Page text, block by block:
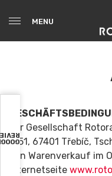
MENU
der Gesellschaft
1351, 67401 Třebíč,
den Warenverkauf im
Internetseite